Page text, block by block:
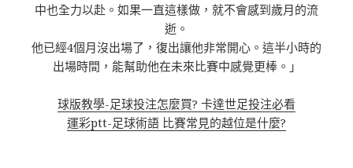
中也全力以赴。如果一直這樣做，就不會感到歲月的流
逝。
他已經4個月沒出場了，復出讓他非常開心。這半小時的
出場時間，能幫助他在未來比賽中感覺更棒。」
球版教學-足球投注怎麼買? 卡達世足投注必看
運彩ptt-足球術語 比賽常見的越位是什麼?